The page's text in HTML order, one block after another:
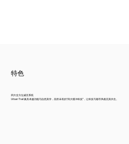
特色
四大全方位减压系统
Urban Trail 兼具卓越功能与自然美学，前所未有的“四大缓冲科技”，让科技与都市风格完美共生。